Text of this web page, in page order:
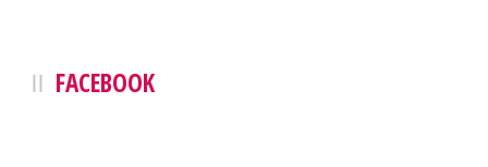
FACEBOOK